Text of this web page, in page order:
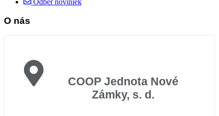
O nás
COOP Jednota Nové
Zámky, s. d.